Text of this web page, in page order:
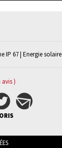
IP 67 | Energie solaire
avis )